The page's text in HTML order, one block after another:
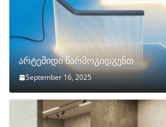
არტემიდი წარმოგიდგენთ
September 16, 2025